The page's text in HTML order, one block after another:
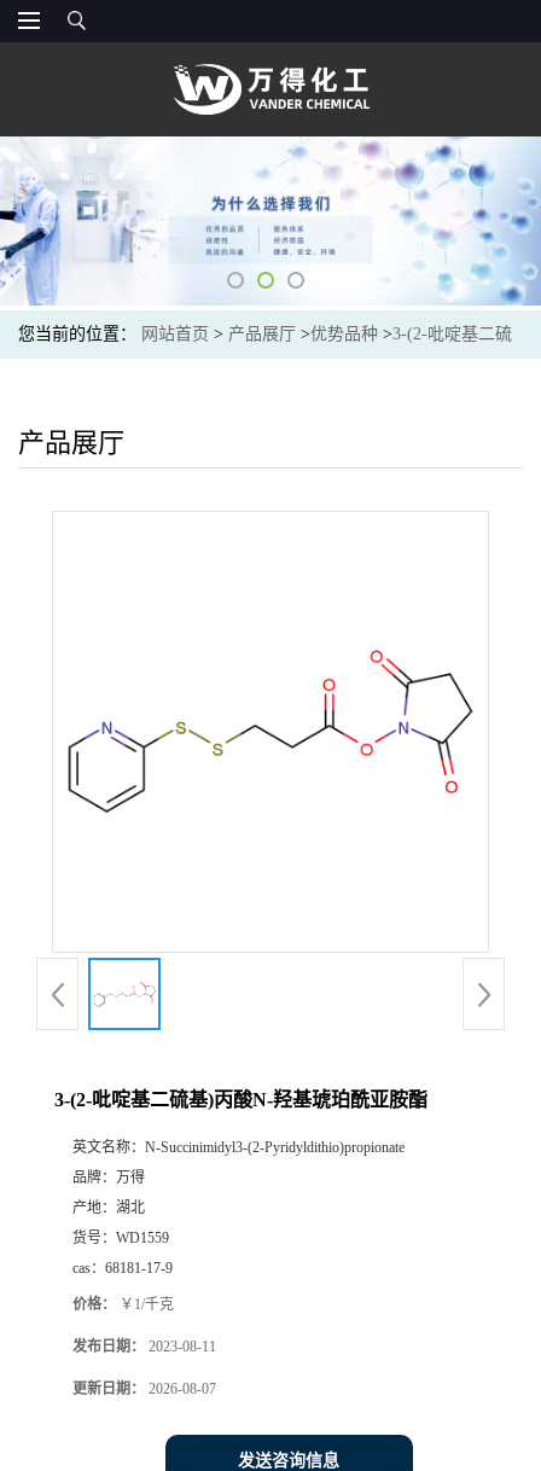
您当前的位置： 网站首页 > 产品展厅 >优势品种 >3-(2-吡啶基二硫
产品展厅
3-(2-吡啶基二硫基)丙酸N-羟基琥珀酰亚胺酯
英文名称： N-Succinimidyl3-(2-Pyridyldithio)propionate
品牌： 万得
产地： 湖北
货号： WD1559
cas： 68181-17-9
价格： ￥1/千克
发布日期： 2023-08-11
更新日期： 2026-08-07
发送咨询信息